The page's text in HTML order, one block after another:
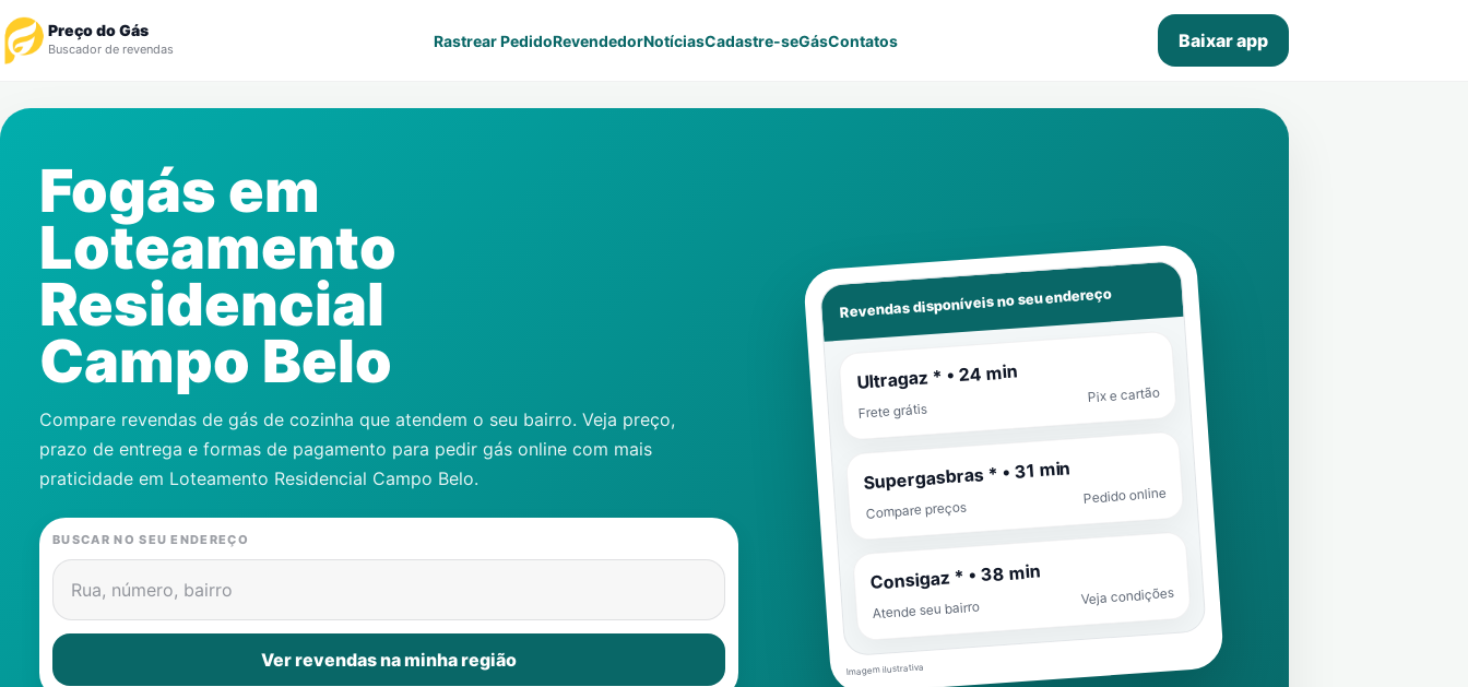
Preço do Gás
Buscador de revendas Rastrear PedidoRevendedorNotíciasCadastre-seGásContatos Baixar app
Revendedor
Notícias
Cadastre-se
Gás
Fogás em
Loteamento
Residencial
Campo Belo
Compare revendas de gás de cozinha que atendem o seu bairro. Veja preço,
prazo de entrega e formas de pagamento para pedir gás online com mais
praticidade em Loteamento Residencial Campo Belo.
BUSCAR NO SEU ENDEREÇO
Rua, número, bairro
Ver revendas na minha região
Revendas disponíveis no seu endereço
Ultragaz * • 24 min
Frete grátis
Pix e cartão
Supergasbras * • 31 min
Compare preços
Pedido online
Consigaz * • 38 min
Atende seu bairro
Veja condições
Imagem ilustrativa